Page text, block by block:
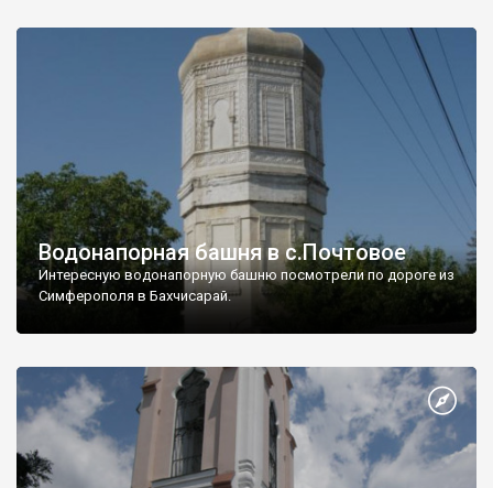
Водонапорная башня в с.Почтовое
Интересную водонапорную башню посмотрели по дороге из
Симферополя в Бахчисарай.